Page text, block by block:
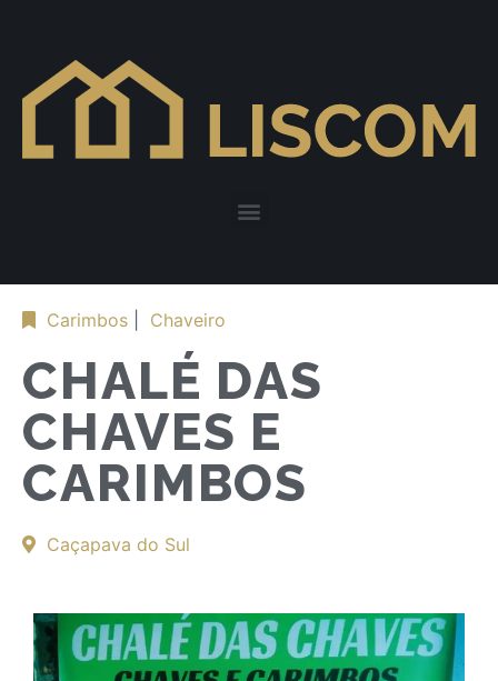
Carimbos Chaveiro
CHALÉ DAS
CHAVES E
CARIMBOS
Caçapava do Sul